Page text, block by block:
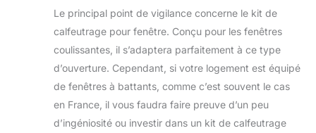
bureaux. Sans drainage avec
refroidissement puissant lorsque
l'humidité est inférieure à 85 % :
Apportez de l'air frais ininterrompu
dans votre pièce. Grâce au
nouveau design du climatiseur
DREO, un condensateur spécial et
une pompe à eau aident à
transférer l'excès d'eau et réduisent
Le principal point de vigilance concerne le kit de
calfeutrage pour fenêtre. Conçu pour les fenêtres
coulissantes, il s’adaptera parfaitement à ce type
d’ouverture. Cependant, si votre logement est équipé
de fenêtres à battants, comme c’est souvent le cas
en France, il vous faudra faire preuve d’un peu
d’ingéniosité ou investir dans un kit de calfeutrage